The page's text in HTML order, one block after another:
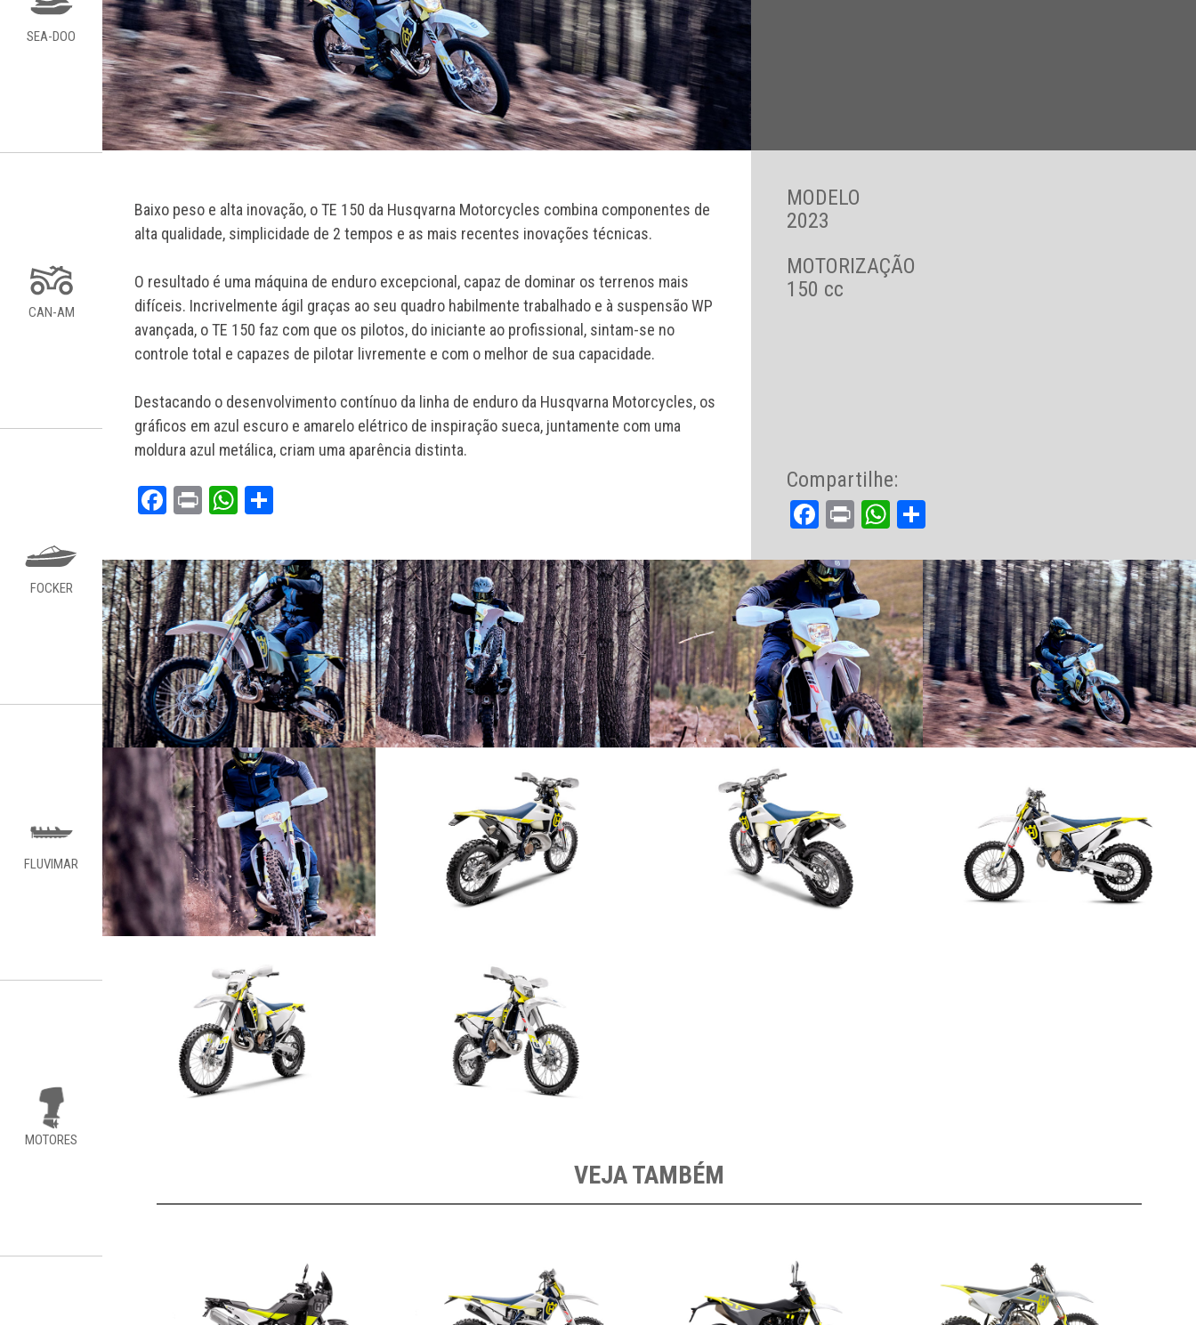
SEA-DOO
CAN-AM
FOCKER
FLUVIMAR
MOTORES
Baixo peso e alta inovação, o TE 150 da Husqvarna Motorcycles combina componentes de
alta qualidade, simplicidade de 2 tempos e as mais recentes inovações técnicas.
O resultado é uma máquina de enduro excepcional, capaz de dominar os terrenos mais
difíceis. Incrivelmente ágil graças ao seu quadro habilmente trabalhado e à suspensão WP
avançada, o TE 150 faz com que os pilotos, do iniciante ao profissional, sintam-se no
controle total e capazes de pilotar livremente e com o melhor de sua capacidade.
Destacando o desenvolvimento contínuo da linha de enduro da Husqvarna Motorcycles, os
gráficos em azul escuro e amarelo elétrico de inspiração sueca, juntamente com uma
moldura azul metálica, criam uma aparência distinta.
Facebook
PrintWhatsApp
MODELO
2023
MOTORIZAÇÃO
150 cc
Compartilhe:
Facebook
PrintWhatsApp
VEJA TAMBÉM